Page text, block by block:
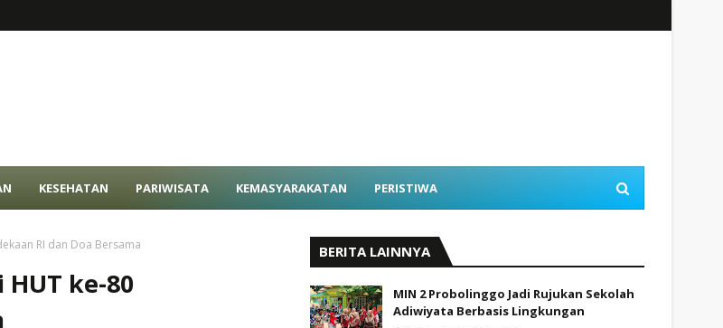
KESEHATAN PARIWISATA KEMASYARAKATAN PERISTIWA
RI dan Doa Bersama
ke-80
BERITA LAINNYA
MIN 2 Probolinggo Jadi Rujukan Sekolah
Adiwiyata Berbasis Lingkungan